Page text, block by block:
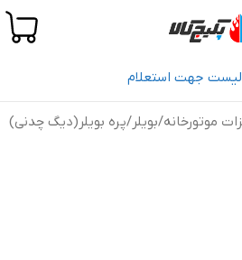
لیست جهت استعلام
موتورخانه/بویلر/پره بویلر(دیگ چدنی)